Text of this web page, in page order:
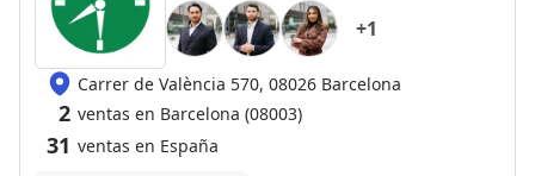
+1
Carrer de València 570, 08026 Barcelona
2 ventas en Barcelona (08003)
31 ventas en España